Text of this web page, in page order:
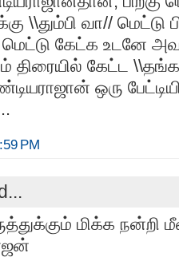
\\தும்பி வா// மெட்டு
மெட்டு கேட்க உடனே
திரையில் கேட்ட
ஒரு
PM
மிக்க நன்றி